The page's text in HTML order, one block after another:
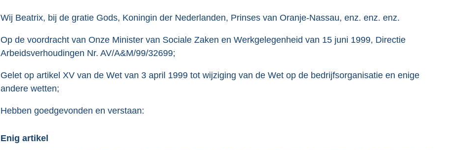
r
Wij Beatrix, bij de gratie Gods, Koningin der Nederlanden, Prinses van Oranje-Nassau, enz. enz. enz.
Op de voordracht van Onze Minister van Sociale Zaken en Werkgelegenheid van 15 juni 1999, Directie
Arbeidsverhoudingen Nr. AV/A&M/99/32699;
Gelet op artikel XV van de Wet van 3 april 1999 tot wijziging van de Wet op de bedrijfsorganisatie en enige
andere wetten;
Hebben goedgevonden en verstaan:
Enig artikel